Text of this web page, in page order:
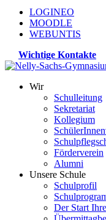
LOGINEO
MOODLE
WEBUNTIS
Wichtige Kontakte
Wir
Schulleitung
Sekretariat
Kollegium
Förderverein
Alumni
Unsere Schule
Schulprofil
Der Start